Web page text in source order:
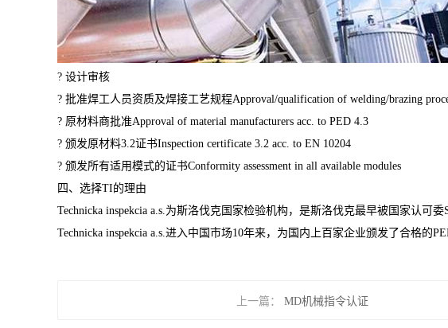
? 设计审核
? 批准焊工人员资质及焊接工艺规程Approval/qualification of welding/brazing
? 原材料商批准Approval of material manufacturers acc. to PED 4.3
? 颁发原材料3.2证书Inspection certificate 3.2 acc. to EN 10204
? 颁发所有适用模式的证书Conformity assessment in all available modules
四、选择TI的理由
Technicka inspekcia a.s.为斯洛伐克国家检验机构，是斯洛伐克最早被国家认可
Technicka inspekcia a.s.进入中国市场10年来，为国内上百家企业颁发了合格的
上一篇： MD机械指令认证